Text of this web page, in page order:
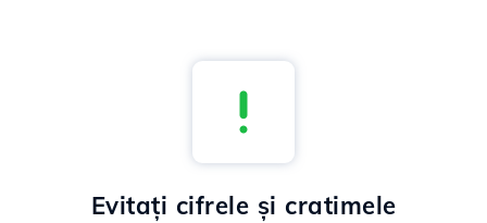
Evitați cifrele și cratimele